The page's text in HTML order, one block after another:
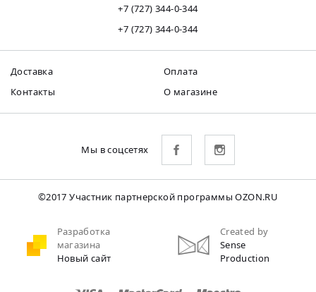
+7 (727) 344-0-344
+7 (727) 344-0-344
Доставка
Оплата
Контакты
О магазине
Мы в соцсетях
©2017 Участник партнерской программы OZON.RU
Разработка
магазина
Новый сайт
Created by
Sense
Production